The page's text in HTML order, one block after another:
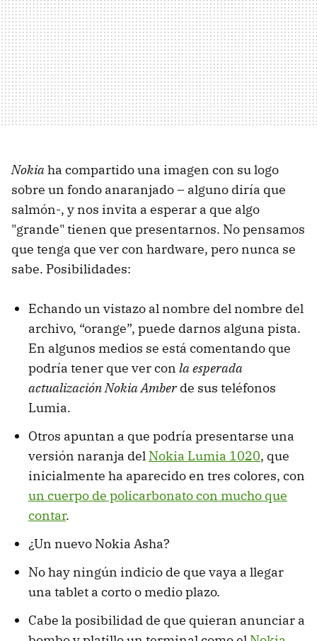
Nokiaha compartido una imagen con su logo
sobre un fondo anaranjado – alguno diría que
salmón-, y nos invita a esperar a que algo
"grande" tienen que presentarnos. No pensamos
que tenga que ver con hardware, pero nunca se
sabe. Posibilidades:
Echando un vistazo al nombre del nombre del
archivo, “orange”, puede darnos alguna pista.
En algunos medios se está comentando que
podría tener que ver con la esperada
actualización Nokia Amberde sus teléfonos
Lumia.
Otros apuntan a que podría presentarse una
versión naranja del Nokia Lumia 1020, que
inicialmente ha aparecido en tres colores, con
un cuerpo de policarbonato con mucho que
contar.
¿Un nuevo Nokia Asha?
No hay ningún indicio de que vaya a llegar
una tablet a corto o medio plazo.
Cabe la posibilidad de que quieran anunciar a